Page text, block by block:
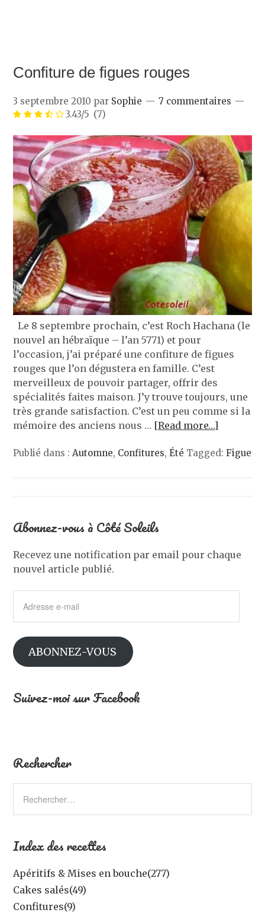
Confiture de figues rouges
3 septembre 2010 par Sophie
7 commentaires
3.43/5 (7)
Le 8 septembre prochain, c’est Roch Hachana (le
nouvel an hébraïque – l’an 5771) et pour
l’occasion, j’ai préparé une confiture de figues
rouges que l’on dégustera en famille. C’est
merveilleux de pouvoir partager, offrir des
spécialités faites maison. J’y trouve toujours, une
très grande satisfaction. C’est un peu comme si la
mémoire des anciens nous … [Read more…]
Publié dans : Automne, Confitures,Été Tagged:Figue
Abonnez-vous à Côté Soleils
Recevez une notification par email pour chaque
nouvel article publié.
mail
ABONNEZ-VOUS
Suivez-moi sur Facebook
Rechercher
Index des recettes
Apéritifs & Mises en bouche(277)
Cakes salés(49)
Confitures(9)